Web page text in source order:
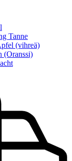
Tanne
(vihreä)
(Oranssi)